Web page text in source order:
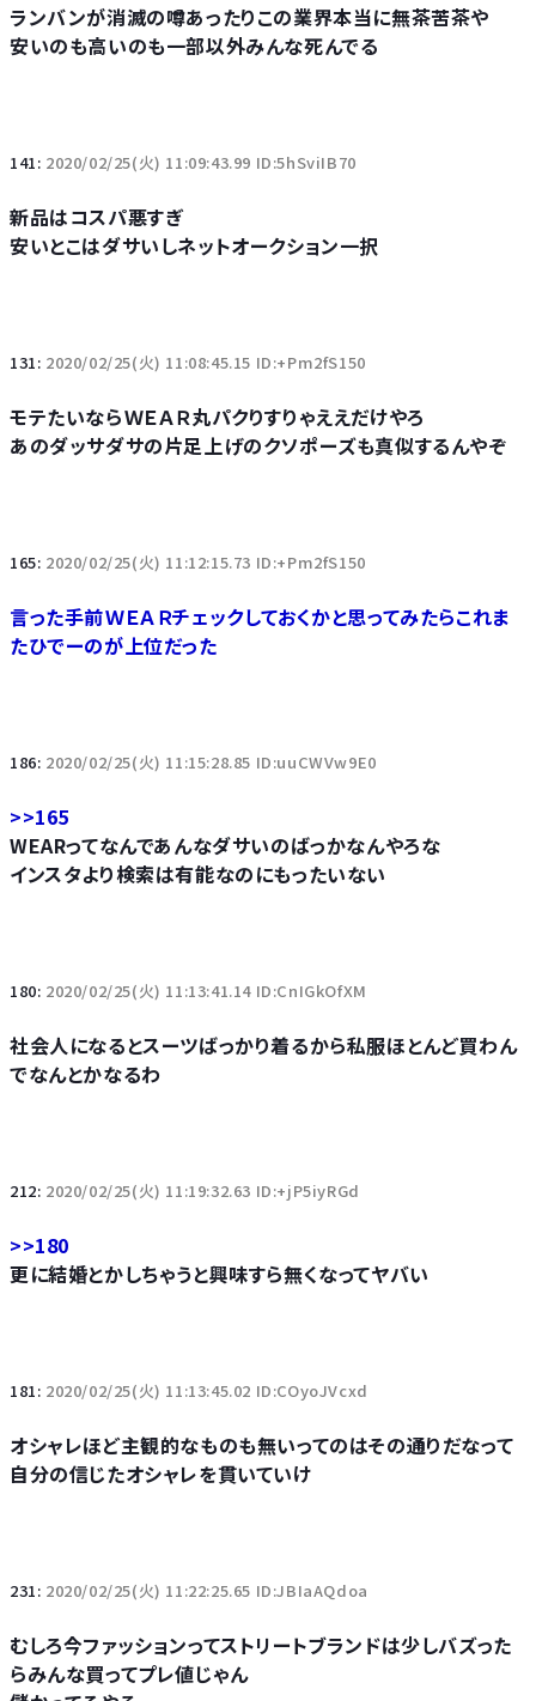
ランバンが消滅の噂あったりこの業界本当に無茶苦茶や
安いのも高いのも一部以外みんな死んでる
141: 2020/02/25(火) 11:09:43.99 ID:5hSviIB70
新品はコスパ悪すぎ
安いとこはダサいしネットオークション一択
131: 2020/02/25(火) 11:08:45.15 ID:+Pm2fS150
モテたいならＷＥＡＲ丸パクりすりゃええだけやろ
あのダッサダサの片足上げのクソポーズも真似するんやぞ
165: 2020/02/25(火) 11:12:15.73 ID:+Pm2fS150
言った手前ＷＥＡＲチェックしておくかと思ってみたらこれま
たひでーのが上位だった
186: 2020/02/25(火) 11:15:28.85 ID:uuCWVw9E0
>>165
WEARってなんであんなダサいのばっかなんやろな
インスタより検索は有能なのにもったいない
180: 2020/02/25(火) 11:13:41.14 ID:CnIGkOfXM
社会人になるとスーツばっかり着るから私服ほとんど買わん
でなんとかなるわ
212: 2020/02/25(火) 11:19:32.63 ID:+jP5iyRGd
>>180
更に結婚とかしちゃうと興味すら無くなってヤバい
181: 2020/02/25(火) 11:13:45.02 ID:COyoJVcxd
オシャレほど主観的なものも無いってのはその通りだなって
自分の信じたオシャレを貫いていけ
231: 2020/02/25(火) 11:22:25.65 ID:JBIaAQdoa
むしろ今ファッションってストリートブランドは少しバズった
らみんな買ってプレ値じゃん